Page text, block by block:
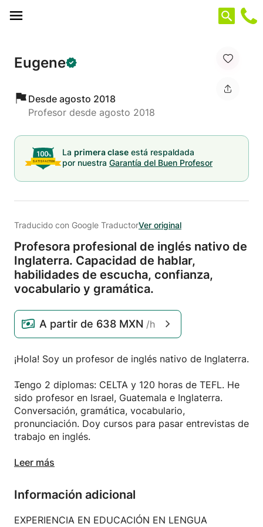
Eugene
Desde agosto 2018
Profesor desde agosto 2018
La primera clase está respaldada
por nuestra Garantía del Buen Profesor
Traducido con Google TraductorVer original
Profesora profesional de inglés nativo de
Inglaterra. Capacidad de hablar,
habilidades de escucha, confianza,
vocabulario y gramática.
A partir de 638 MXN /h
¡Hola! Soy un profesor de inglés nativo de Inglaterra.
Tengo 2 diplomas: CELTA y 120 horas de TEFL. He
sido profesor en Israel, Guatemala e Inglaterra.
Conversación, gramática, vocabulario,
pronunciación. Doy cursos para pasar entrevistas de
trabajo en inglés.
Mis clases son dinámicas y adaptadas
mejorar inmediatamente desde la primera clase.
Enseño en todos los niveles, desde principiante
Leer más
Información adicional
EXPERIENCIA EN EDUCACIÓN EN LENGUA